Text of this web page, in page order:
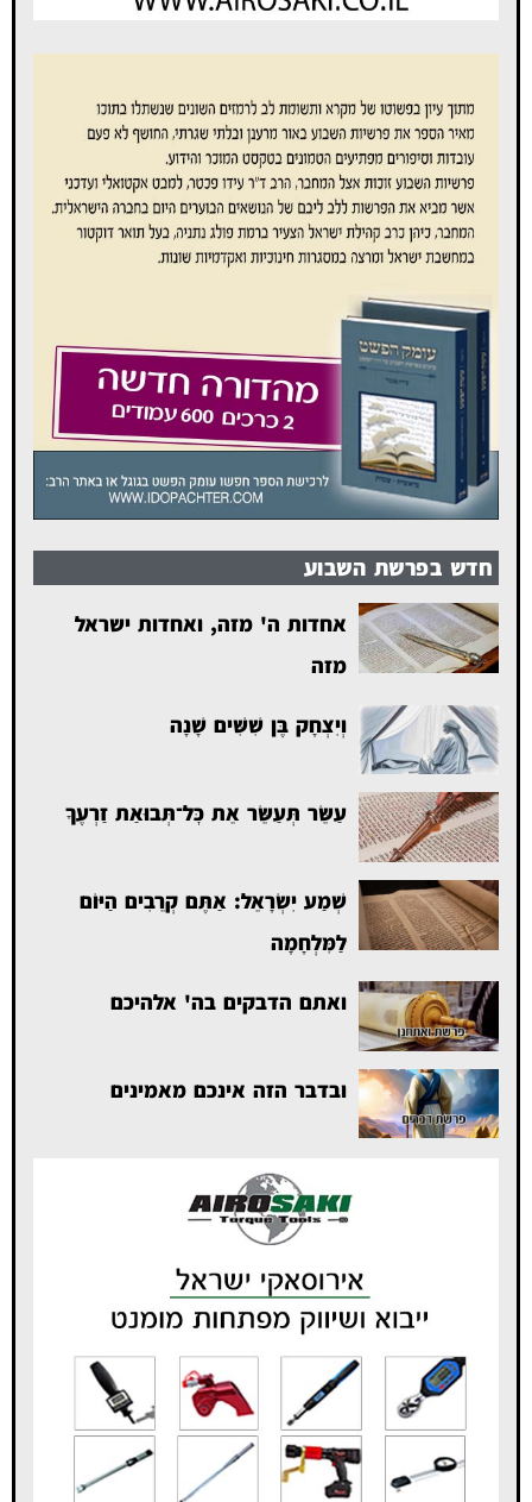
חדש בפרשת השבוע
אחדות ה' מזה, ואחדות ישראל
מזה
וְיִצְחָק בֶּן שִׁשִּׁים שָׁנָה
עַשֵּׂר תְּעַשֵּׂר אֵת כׇּל־תְּבוּאַת זַרְעֶךָ
שְׁמַע יִשְׂרָאֵל: אַתֶּם קְרֵבִים הַיּוֹם
לַמִּלְחָמָה
ואתם הדבקים בה' אלהיכם
ובדבר הזה אינכם מאמינים